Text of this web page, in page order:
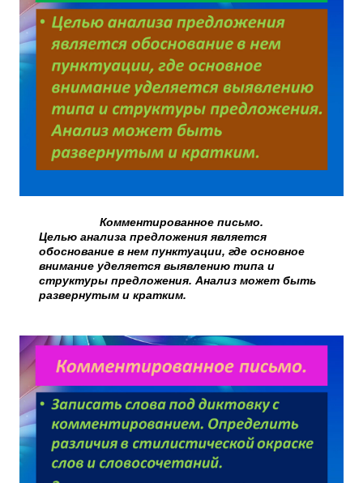
Комментированное письмо.
Целью анализа предложения является
обоснование в нем пунктуации, где основное
внимание уделяется выявлению типа и
структуры предложения. Анализ может быть
развернутым и кратким.